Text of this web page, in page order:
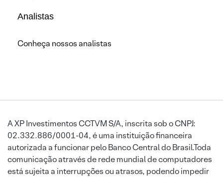
Analistas
Conheça nossos analistas
A XP Investimentos CCTVM S/A, inscrita sob o CNPJ:
02.332.886/0001-04, é uma instituição financeira
autorizada a funcionar pelo Banco Central do Brasil.Toda
comunicação através de rede mundial de computadores
está sujeita a interrupções ou atrasos, podendo impedir